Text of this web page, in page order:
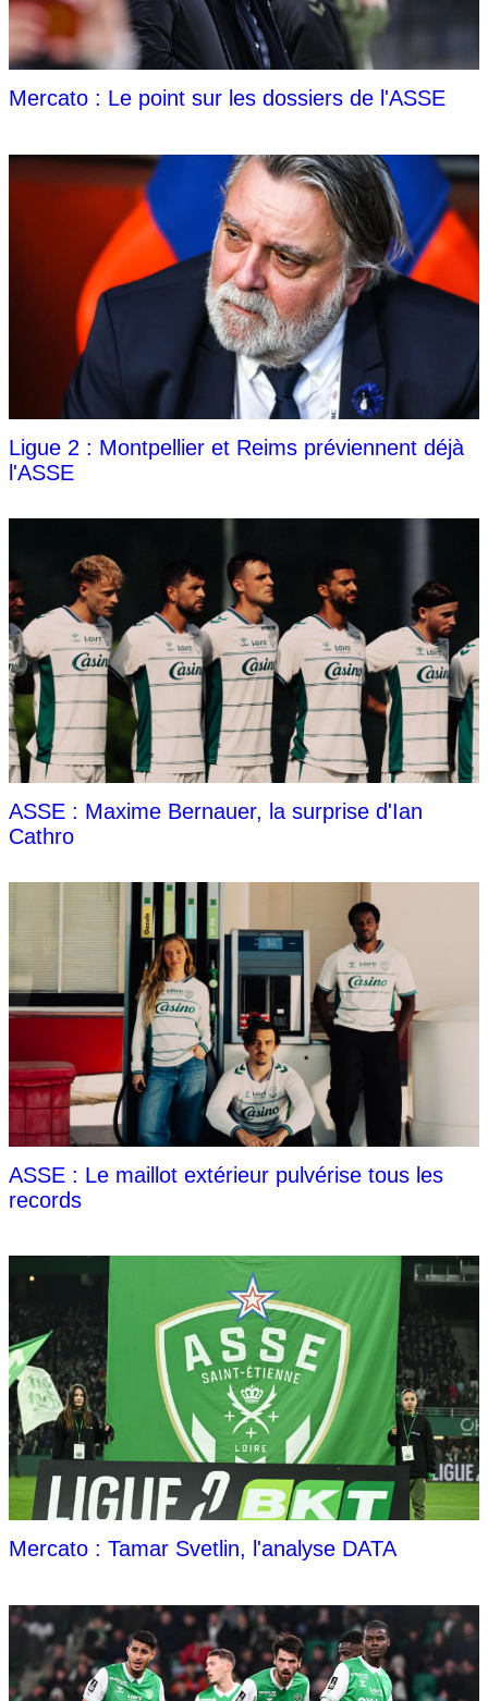
Mercato : Le point sur les dossiers de l'ASSE
Ligue 2 : Montpellier et Reims préviennent déjà
l'ASSE
ASSE : Maxime Bernauer, la surprise d'Ian
Cathro
ASSE : Le maillot extérieur pulvérise tous les
records
Mercato : Tamar Svetlin, l'analyse DATA